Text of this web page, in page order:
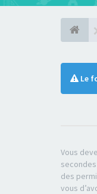
Le
Vous
des
vous